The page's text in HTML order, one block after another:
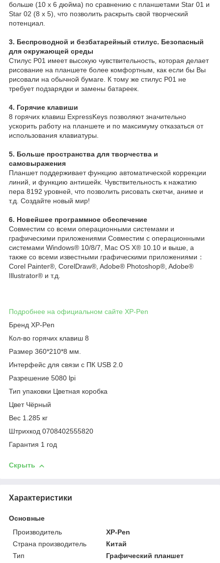
больше (10 x 6 дюйма) по сравнению с планшетами Star 01 и
Star 02 (8 x 5), что позволить раскрыть свой творческий
потенциал.
3. Беспроводной и безбатарейный стилус. Безопасный
для окружающей среды
Стилус P01 имеет высокую чувствительность, которая делает
рисование на планшете более комфортным, как если бы Вы
рисовали на обычной бумаге. К тому же стилус P01 не
требует подзарядки и замены батареек.
4. Горячие клавиши
8 горячих клавиш ExpressKeys позволяют значительно
ускорить работу на планшете и по максимуму отказаться от
использования клавиатуры.
5. Больше пространства для творчества и
самовыражения
Планшет поддерживает функцию автоматической коррекции
линий, и функцию антишейк. Чувствительность к нажатию
пера 8192 уровней, что позволить рисовать скетчи, аниме и
т.д. Создайте новый мир!
6. Новейшее программное обеспечение
Совместим со всеми операционными системами и
графическими приложениями Совместим с операционными
системами Windows® 10/8/7, Mac OS X® 10.10 и выше, а
также со всеми известными графическими приложениями：
Corel Painter®, CorelDraw®, Adobe® Photoshop®, Adobe®
Illustrator® и т.д.
Подробнее на официальном сайте XP-Pen
Бренд XP-Pen
Кол-во горячих клавиш 8
Размер 360*210*8 мм.
Интерфейс для связи с ПК USB 2.0
Разрешение 5080 lpi
Тип упаковки Цветная коробка
Цвет Чёрный
Вес 1.285 кг
Штрихкод 0708402555820
Гарантия 1 год
Скрыть
Характеристики
Основные
Производитель
XP-Pen
Страна производитель
Китай
Тип
Графический планшет